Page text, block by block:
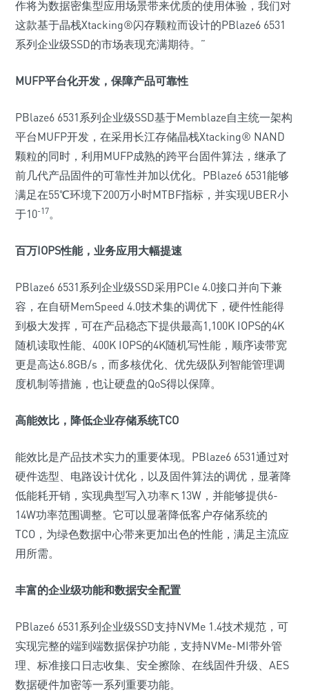
作将为数据密集型应用场景带来优质的使用体验，我们对
这款基于晶栈Xtacking®闪存颗粒而设计的PBlaze6 6531
系列企业级SSD的市场表现充满期待。”
MUFP平台化开发，保障产品可靠性
PBlaze6 6531系列企业级SSD基于Memblaze自主统一架构
平台MUFP开发，在采用长江存储晶栈Xtacking® NAND
颗粒的同时，利用MUFP成熟的跨平台固件算法，继承了
前几代产品固件的可靠性并加以优化。PBlaze6 6531能够
满足在55℃环境下200万小时MTBF指标，并实现UBER小
于10-17。
百万IOPS性能，业务应用大幅提速
PBlaze6 6531系列企业级SSD采用PCIe 4.0接口并向下兼
容，在自研MemSpeed 4.0技术集的调优下，硬件性能得
到极大发挥，可在产品稳态下提供最高1,100K IOPS的4K
随机读取性能、400K IOPS的4K随机写性能，顺序读带宽
更是高达6.8GB/s，而多核优化、优先级队列智能管理调
度机制等措施，也让硬盘的QoS得以保障。
高能效比，降低企业存储系统TCO
能效比是产品技术实力的重要体现。PBlaze6 6531通过对
硬件选型、电路设计优化，以及固件算法的调优，显著降
低能耗开销，实现典型写入功率≤13W，并能够提供6-
14W功率范围调整。它可以显著降低客户存储系统的
TCO，为绿色数据中心带来更加出色的性能，满足主流应
用所需。
丰富的企业级功能和数据安全配置
PBlaze6 6531系列企业级SSD支持NVMe 1.4技术规范，可
实现完整的端到端数据保护功能，支持NVMe-MI带外管
理、标准接口日志收集、安全擦除、在线固件升级、AES
数据硬件加密等一系列重要功能。